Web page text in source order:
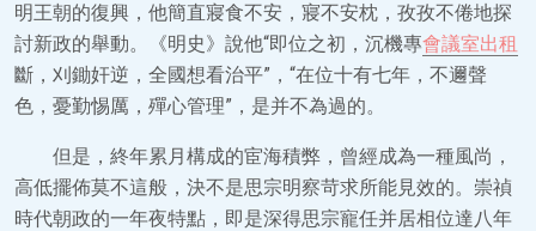
明王朝的復興，他簡直寢食不安，寢不安枕，孜孜不倦地探
討新政的舉動。《明史》說他“即位之初，沉機專會議室出租
斷，刈鋤奸逆，全國想看治平”，“在位十有七年，不邇聲
色，憂勤惕厲，殫心管理”，是并不為過的。
但是，終年累月構成的宦海積弊，曾經成為一種風尚，
高低擺佈莫不這般，決不是思宗明察苛求所能見效的。崇禎
時代朝政的一年夜特點，即是深得思宗寵任并居相位達八年